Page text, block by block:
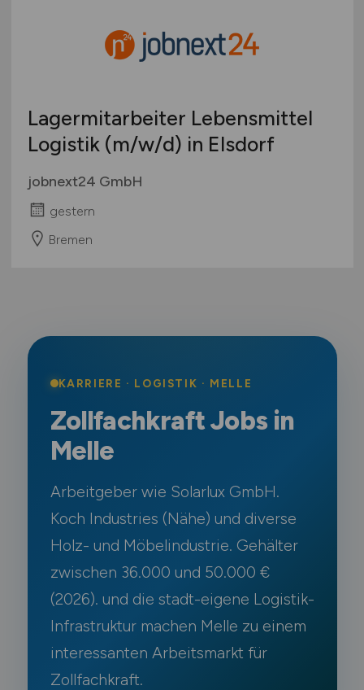
Lagermitarbeiter Lebensmittel
Logistik (m/w/d) in Elsdorf
jobnext24 GmbH
gestern
Bremen
KARRIERE · LOGISTIK · MELLE
Zollfachkraft Jobs in
Melle
Arbeitgeber wie Solarlux GmbH.
Koch Industries (Nähe) und diverse
Holz- und Möbelindustrie. Gehälter
zwischen 36.000 und 50.000 €
(2026). und die stadt-eigene Logistik-
Infrastruktur machen Melle zu einem
interessanten Arbeitsmarkt für
Zollfachkraft.